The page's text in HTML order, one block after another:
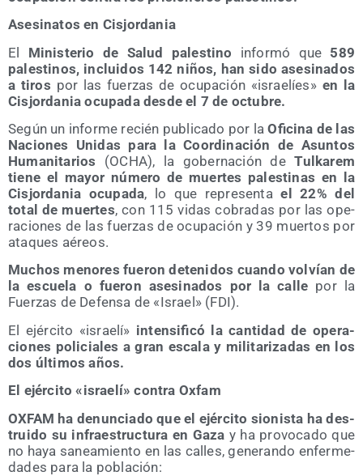
Ase­si­na­tos en Cisjordania
El Minis­te­rio de Salud pales­tino infor­mó que 589
pales­ti­nos, inclui­dos 142 niños, han sido ase­si­na­dos
a tiros por las fuer­zas de ocu­pa­ción «israe­líes» en la
Cis­jor­da­nia ocu­pa­da des­de el 7 de octubre.
Según un infor­me recién publi­ca­do por laOfi­ci­na de las
Nacio­nes Uni­das para la Coor­di­na­ción de Asun­tos
Huma­ni­ta­rios (OCHA), la gober­na­ción deTul­ka­rem
tie­ne el mayor núme­ro de muer­tes pales­ti­nas en la
Cis­jor­da­nia ocu­pa­da, lo que repre­sen­tael 22% del
total de muer­tes, con 115 vidas cobra­das por las ope­
ra­cio­nes de las fuer­zas de ocu­pa­ción y 39 muer­tos por
ata­ques aéreos.
Muchos meno­res fue­ron dete­ni­dos cuan­do vol­vían de
la escue­la o fue­ron ase­si­na­dos por la calle por la
Fuer­zas de Defen­sa de «Israel» (FDI).
El ejér­ci­to «israe­lí» inten­si­fi­có la can­ti­dad de ope­ra­
cio­nes poli­cia­les a gran esca­la y mili­ta­ri­za­das en los
dos últi­mos años.
El ejér­ci­to «israe­lí» con­tra Oxfam
OXFAM ha denun­cia­do que el ejér­ci­to sio­nis­ta ha des­
trui­do su infra­es­truc­tu­ra en Gaza y ha pro­vo­ca­do que
no haya sanea­mien­to en las calles, gene­ran­do enfer­me­
da­des para la población: